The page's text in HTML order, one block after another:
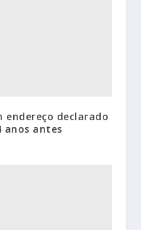
declarado
anos antes